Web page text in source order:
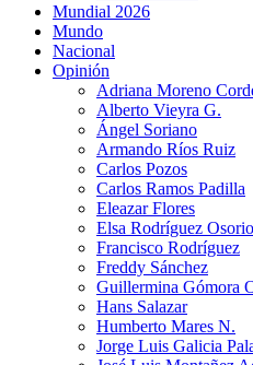
Mundial 2026
Mundo
Nacional
Opinión
Adriana Moreno
Alberto Vieyra G.
Ángel Soriano
Armando Ríos Ruiz
Carlos Pozos
Carlos Ramos Padilla
Eleazar Flores
Elsa Rodríguez Osorio
Francisco Rodríguez
Freddy Sánchez
Guillermina Gómora
Hans Salazar
Humberto Mares N.
Jorge Luis Galicia